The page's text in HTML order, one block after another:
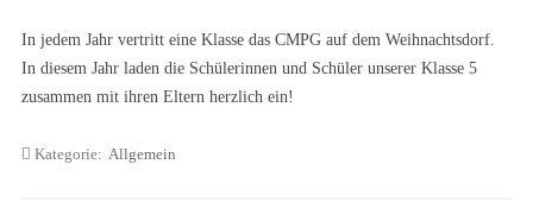
In jedem Jahr vertritt eine Klasse das CMPG auf dem Weihnachtsdorf.
In diesem Jahr laden die Schülerinnen und Schüler unserer Klasse 5
zusammen mit ihren Eltern herzlich ein!
Kategorie: Allgemein